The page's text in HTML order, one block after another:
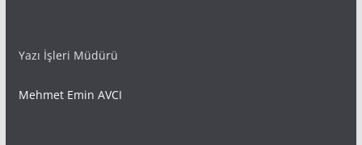
Yazı İşleri Müdürü
Mehmet Emin AVCI